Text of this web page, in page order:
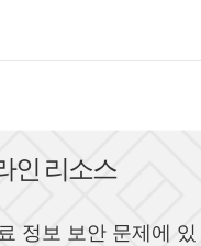
인 리소스
정보 보안 문제에 있